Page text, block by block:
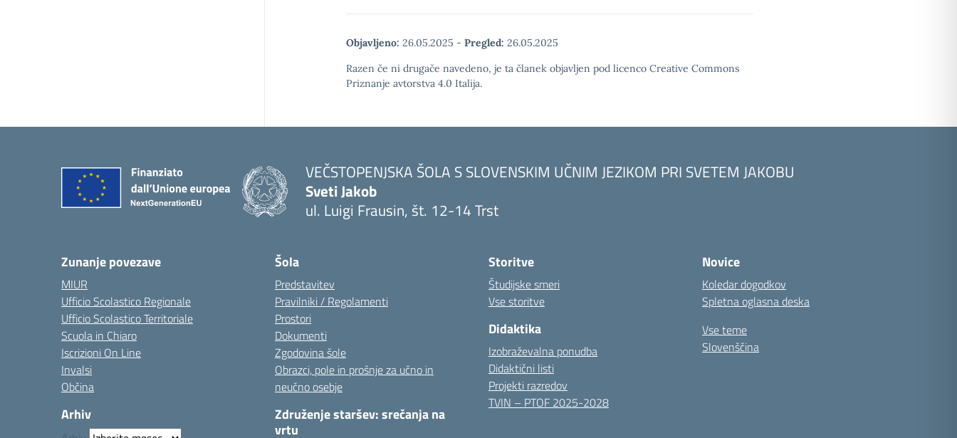
Objavljeno: 26.05.2025 - Pregled: 26.05.2025
Razen če ni drugače navedeno, je ta članek objavljen pod licenco Creative Commons
Priznanje avtorstva 4.0 Italija.
VEČSTOPENJSKA ŠOLA S SLOVENSKIM UČNIM JEZIKOM PRI SVETEM JAKOBU
Sveti Jakob
ul. Luigi Frausin, št. 12-14 Trst
Zunanje povezave
MIUR
Ufficio Scolastico Regionale
Ufficio Scolastico Territoriale
Scuola in Chiaro
Iscrizioni On Line
Invalsi
Občina
Arhiv
Šola
Predstavitev
Pravilniki / Regolamenti
Prostori
Dokumenti
Zgodovina šole
Obrazci, pole in prošnje za učno in
neučno osebje
Združenje staršev: srečanja na
vrtu
Storitve
Študijske smeri
Vse storitve
Didaktika
Izobraževalna ponudba
Didaktični listi
Projekti razredov
TVIN – PTOF 2025-2028
Novice
Koledar dogodkov
Spletna oglasna deska
Vse teme
Slovenščina